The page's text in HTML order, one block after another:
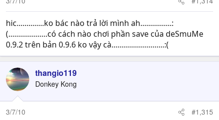
hic..............ko bác nào trả lời mình ah................:
(....................có cách nào chơi phần save của deSmuMe
0.9.2 trên bản 0.9.6 ko vậy cà...........................:(
thangio119
Donkey Kong
3/7/10 #1,315